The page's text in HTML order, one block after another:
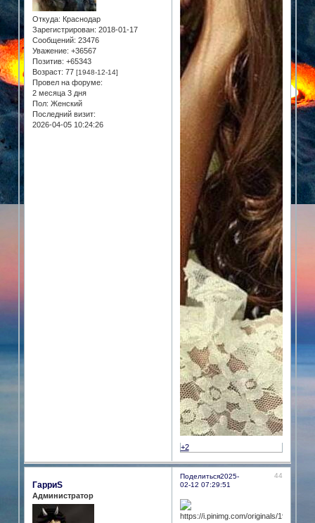
Откуда: Краснодар
Зарегистрирован: 2018-01-17
Сообщений: 23476
Уважение: +36567
Позитив: +65343
Возраст: 77 [1948-12-14]
Провел на форуме:
2 месяца 3 дня
Пол: Женский
Последний визит:
2026-04-05 10:24:26
+2
Поделиться 44
2025-
02-12 07:29:51
ГарриS
Администратор